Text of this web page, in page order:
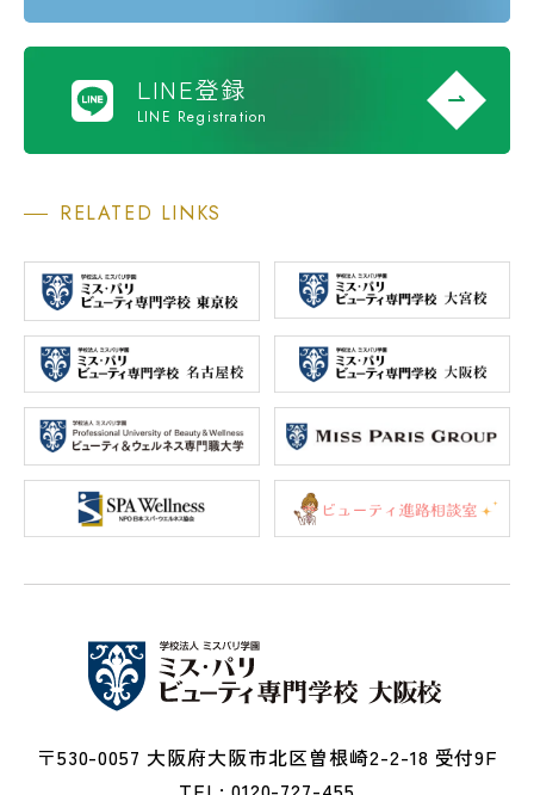
LINE登録
LINE Registration
RELATED LINKS
〒530-0057 大阪府大阪市北区曽根崎2-2-18 受付9F